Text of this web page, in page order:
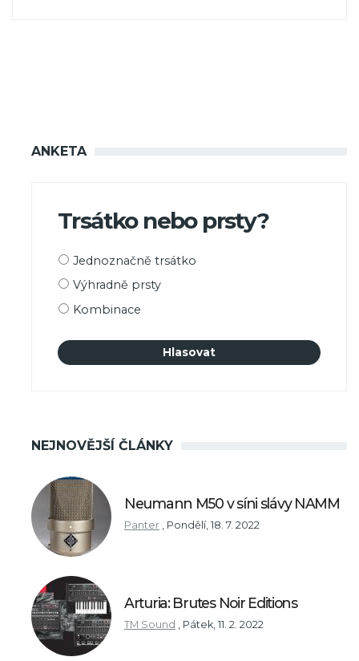
ANKETA
Trsátko nebo prsty?
Možnosti
Jednoznačně trsátko
Výhradně prsty
Kombinace
NEJNOVĚJŠÍ ČLÁNKY
Neumann M50 v síni slávy NAMM
Panter , Pondělí, 18. 7. 2022
Arturia: Brutes Noir Editions
TM Sound , Pátek, 11. 2. 2022